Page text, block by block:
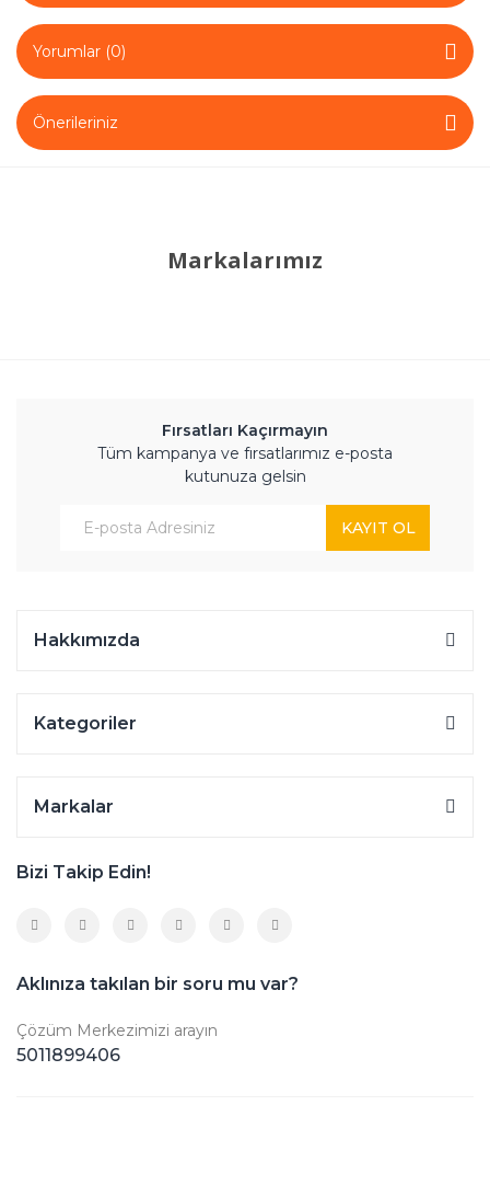
Yorumlar (0)
Önerileriniz
Markalarımız
Fırsatları Kaçırmayın
Tüm kampanya ve fırsatlarımız e-posta
kutunuza gelsin
KAYIT OL
Hakkımızda
Kategoriler
Markalar
Bizi Takip Edin!
Aklınıza takılan bir soru mu var?
Çözüm Merkezimizi arayın
5011899406